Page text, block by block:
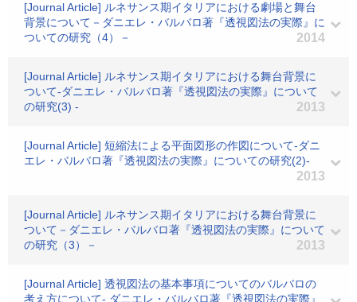
[Journal Article] ルネサンス期イタリアにおける劇場と舞台
背景について－ダニエレ・バルバロ著『透視図法の実際』に
ついての研究（4）－
2014
[Journal Article] ルネサンス期イタリアにおける舞台背景に
ついて-ダニエレ・バルバロ著『透視図法の実際』について
の研究(3) -
2013
[Journal Article] 短縮法による平面図形の作図について-ダニ
エレ・バルバロ著『透視図法の実際』についての研究(2)-
2013
[Journal Article] ルネサンス期イタリアにおける舞台背景に
ついて－ダニエレ・バルバロ著『透視図法の実際』について
の研究（3）－
2013
[Journal Article] 透視図法の基本事項についてのバルバロの
考え方について- ダニエレ・バルバロ著『透視図法の実際』